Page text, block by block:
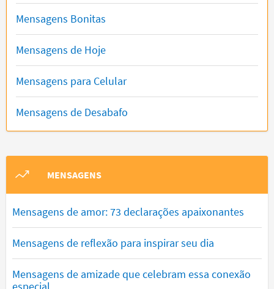
Mensagens Bonitas
Mensagens de Hoje
Mensagens para Celular
Mensagens de Desabafo
MENSAGENS
Mensagens de amor: 73 declarações apaixonantes
Mensagens de reflexão para inspirar seu dia
Mensagens de amizade que celebram essa conexão
especial